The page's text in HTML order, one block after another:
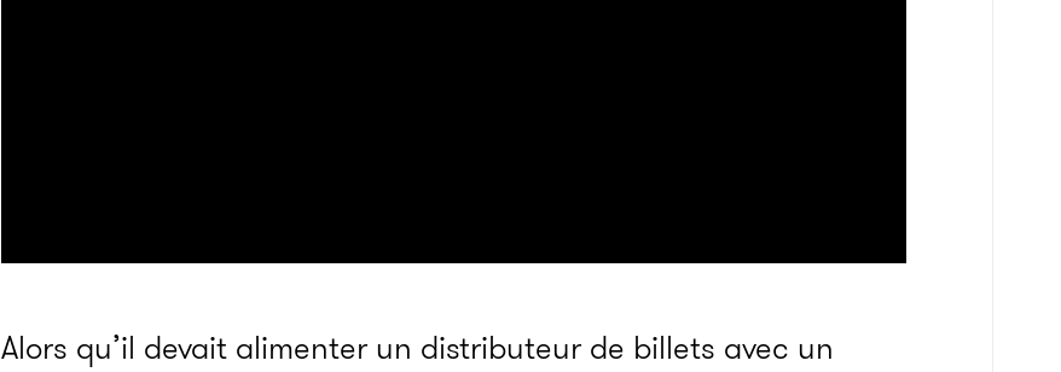
Alors qu’il devait alimenter un distributeur de billets avec un